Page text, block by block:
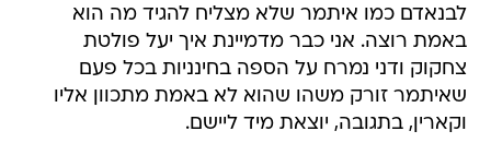
לבנאדם כמו איתמר שלא מצליח להגיד מה הוא
באמת רוצה. אני כבר מדמיינת איך יעל פולטת
צחקוק ודני נמרח על הספה בחינניות בכל פעם
שאיתמר זורק משהו שהוא לא באמת מתכוון אליו
וקארין, בתגובה, יוצאת מיד ליישם.